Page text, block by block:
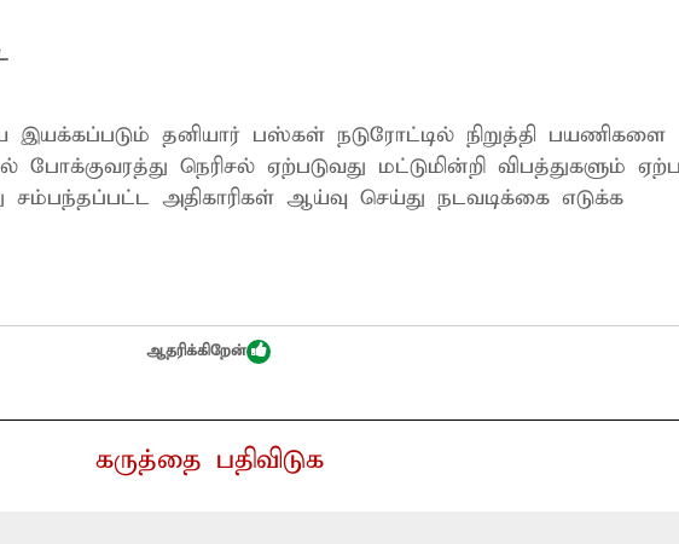
தனியார் பஸ்கள் நடுரோட்டில் நிறுத்தி பயணிகளை
நெரிசல் ஏற்படுவது மட்டுமின்றி விபத்துகளும்
சம்பந்தப்பட்ட அதிகாரிகள் ஆய்வு செய்து நடவடிக்கை எடுக்க
ஆதரிக்கிறேன்
கருத்தை பதிவிடுக